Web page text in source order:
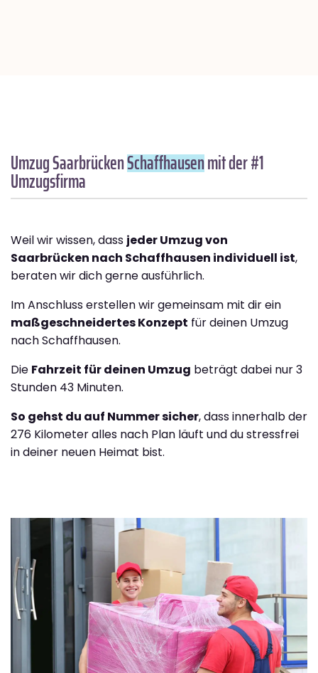
Umzug SaarbrückenSchaffhausenmit der #1
Umzugsfirma
Weil wir wissen, dass jeder Umzug von
Saarbrücken nach Schaffhausen individuell ist,
beraten wir dich gerne ausführlich.
Im Anschluss erstellen wir gemeinsam mit dir ein
maßgeschneidertes Konzept für deinen Umzug
nach Schaffhausen.
Die Fahrzeit für deinen Umzug beträgt dabei nur 3
Stunden 43 Minuten.
So gehst du auf Nummer sicher, dass innerhalb der
276 Kilometer alles nach Plan läuft und du stressfrei
in deiner neuen Heimat bist.